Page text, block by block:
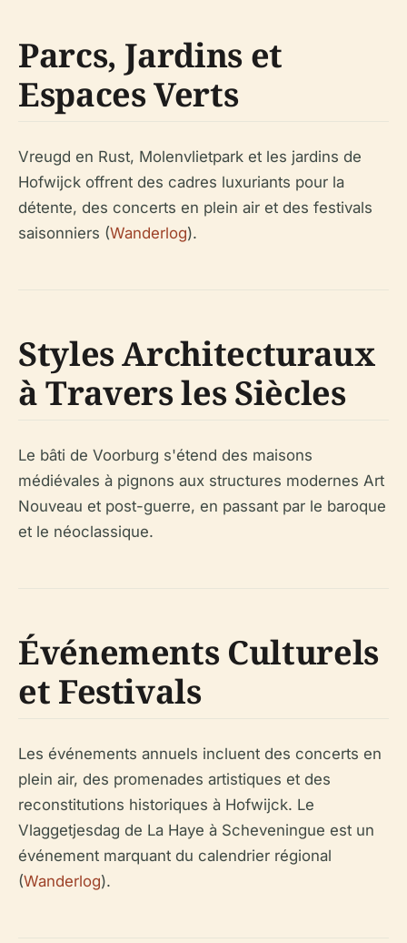
Parcs, Jardins et
Espaces Verts
Vreugd en Rust, Molenvlietpark et les jardins de
Hofwijck offrent des cadres luxuriants pour la
détente, des concerts en plein air et des festivals
saisonniers (Wanderlog).
Styles Architecturaux
à Travers les Siècles
Le bâti de Voorburg s'étend des maisons
médiévales à pignons aux structures modernes Art
Nouveau et post-guerre, en passant par le baroque
et le néoclassique.
Événements Culturels
et Festivals
Les événements annuels incluent des concerts en
plein air, des promenades artistiques et des
reconstitutions historiques à Hofwijck. Le
Vlaggetjesdag de La Haye à Scheveningue est un
événement marquant du calendrier régional
(Wanderlog).